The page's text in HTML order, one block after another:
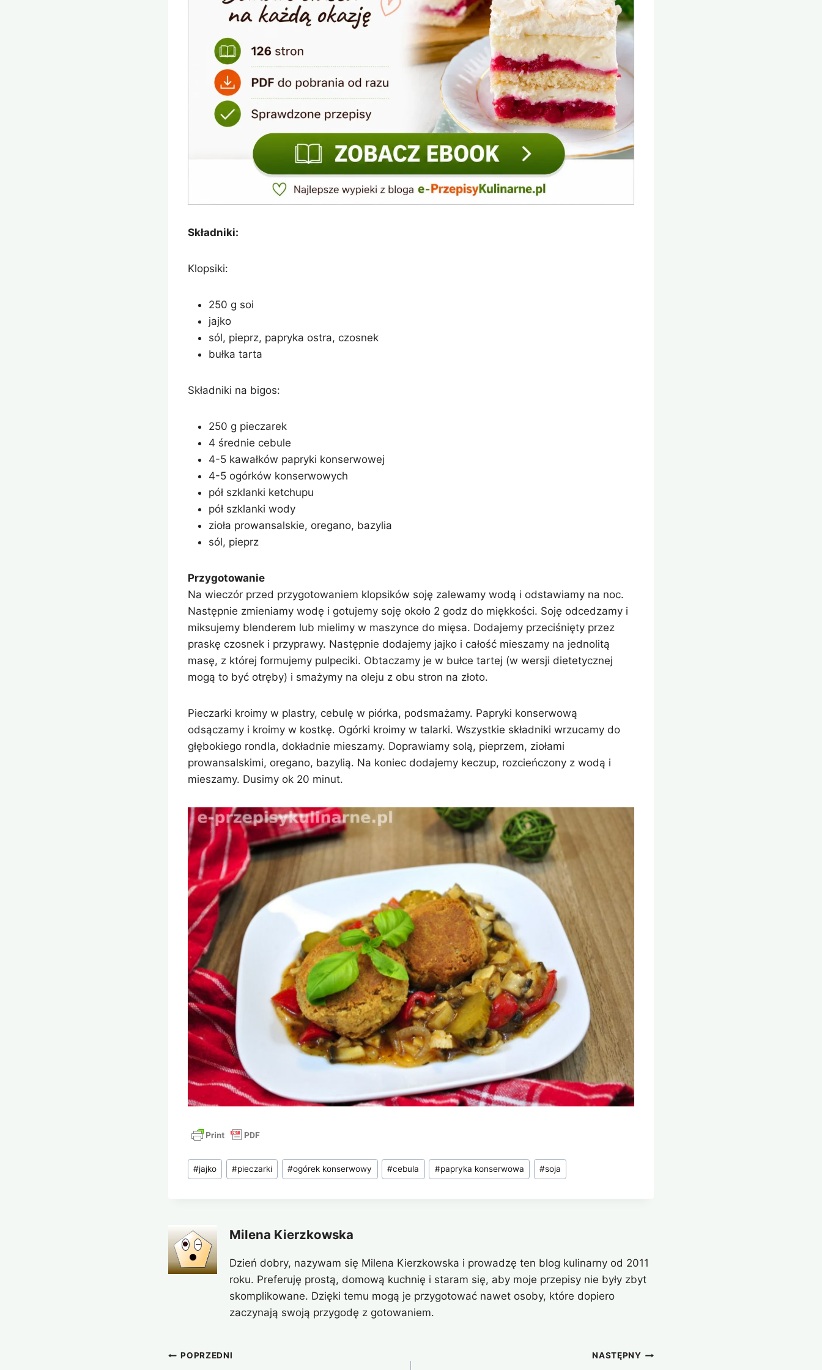
Składniki:
Klopsiki:
250 g soi
jajko
sól, pieprz, papryka ostra, czosnek
bułka tarta
Składniki na bigos:
250 g pieczarek
4 średnie cebule
4-5 kawałków papryki konserwowej
4-5 ogórków konserwowych
pół szklanki ketchupu
pół szklanki wody
zioła prowansalskie, oregano, bazylia
sól, pieprz
Przygotowanie
Na wieczór przed przygotowaniem klopsików soję zalewamy wodą i odstawiamy na noc.
Następnie zmieniamy wodę i gotujemy soję około 2 godz do miękkości. Soję odcedzamy i
miksujemy blenderem lub mielimy w maszynce do mięsa. Dodajemy przeciśnięty przez
praskę czosnek i przyprawy. Następnie dodajemy jajko i całość mieszamy na jednolitą
masę, z której formujemy pulpeciki. Obtaczamy je w bułce tartej (w wersji dietetycznej
mogą to być otręby) i smażymy na oleju z obu stron na złoto.
Pieczarki kroimy w plastry, cebulę w piórka, podsmażamy. Papryki konserwową
odsączamy i kroimy w kostkę. Ogórki kroimy w talarki. Wszystkie składniki wrzucamy do
głębokiego rondla, dokładnie mieszamy. Doprawiamy solą, pieprzem, ziołami
prowansalskimi, oregano, bazylią. Na koniec dodajemy keczup, rozcieńczony z wodą i
mieszamy. Dusimy ok 20 minut.
Tagi
wpisu:
#jajko #pieczarki #ogórek konserwowy #cebula #papryka konserwowa #soja
Milena Kierzkowska
Dzień dobry, nazywam się Milena Kierzkowska i prowadzę ten blog kulinarny od 2011
roku. Preferuję prostą, domową kuchnię i staram się, aby moje przepisy nie były zbyt
skomplikowane. Dzięki temu mogą je przygotować nawet osoby, które dopiero
zaczynają swoją przygodę z gotowaniem.
Nawigacja
POPRZEDNI NASTĘPNY